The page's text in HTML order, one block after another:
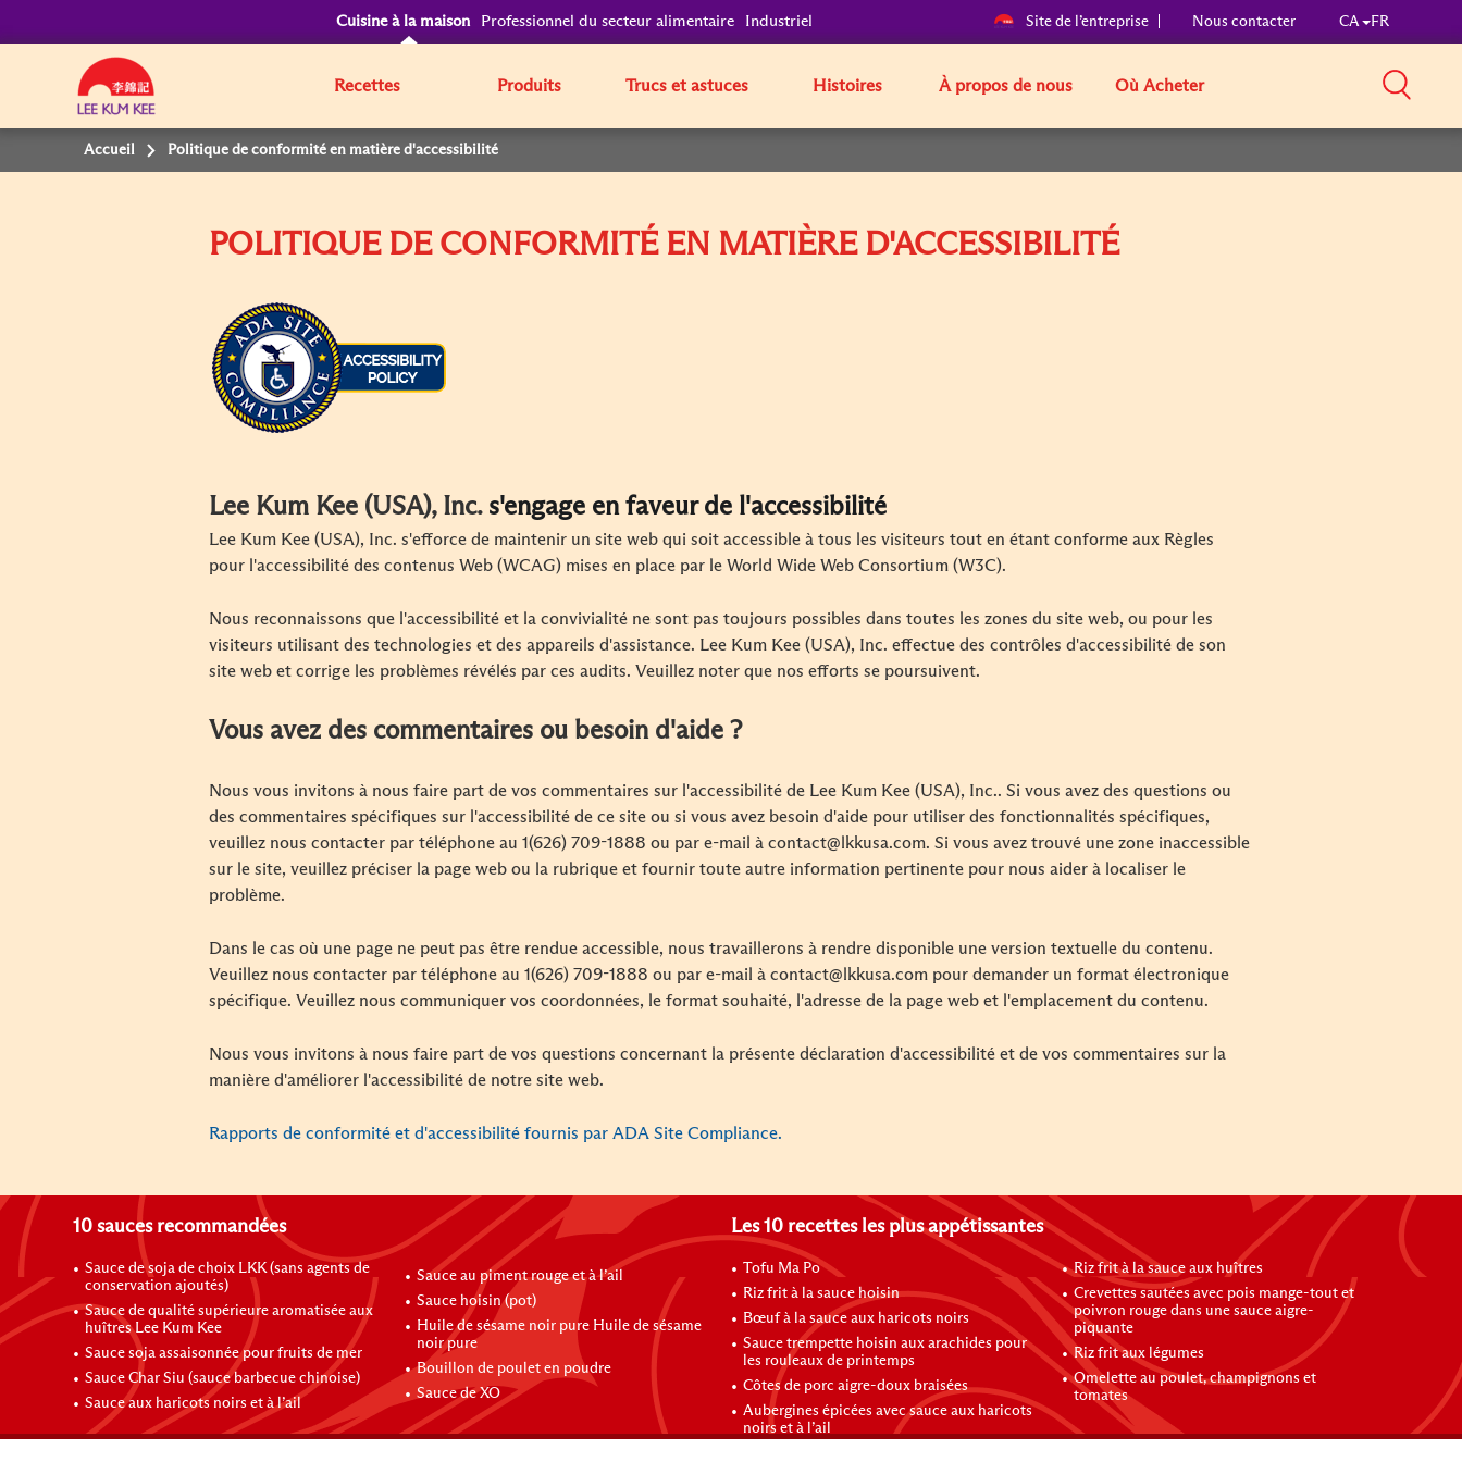
Cuisine à la maison Professionnel du secteur alimentaire Industriel Site de l’entreprise Nous contacter CA FR
Recettes Produits Trucs et astuces Histoires À propos de nous Où Acheter
Accueil Politique de conformité en matière d'accessibilité
POLITIQUE DE CONFORMITÉ EN MATIÈRE D'ACCESSIBILITÉ
Lee Kum Kee (USA), Inc. s'engage en faveur de l'accessibilité
Lee Kum Kee (USA), Inc. s'efforce de maintenir un site web qui soit accessible à tous les visiteurs tout en étant conforme aux Règles
pour l'accessibilité des contenus Web (WCAG) mises en place par le World Wide Web Consortium (W3C).
Nous reconnaissons que l'accessibilité et la convivialité ne sont pas toujours possibles dans toutes les zones du site web, ou pour les
visiteurs utilisant des technologies et des appareils d'assistance. Lee Kum Kee (USA), Inc. effectue des contrôles d'accessibilité de son
site web et corrige les problèmes révélés par ces audits. Veuillez noter que nos efforts se poursuivent.
Vous avez des commentaires ou besoin d'aide ?
Nous vous invitons à nous faire part de vos commentaires sur l'accessibilité de Lee Kum Kee (USA), Inc.. Si vous avez des questions ou
des commentaires spécifiques sur l'accessibilité de ce site ou si vous avez besoin d'aide pour utiliser des fonctionnalités spécifiques,
veuillez nous contacter par téléphone au 1(626) 709-1888 ou par e-mail à contact@lkkusa.com. Si vous avez trouvé une zone inaccessible
sur le site, veuillez préciser la page web ou la rubrique et fournir toute autre information pertinente pour nous aider à localiser le
problème.
Dans le cas où une page ne peut pas être rendue accessible, nous travaillerons à rendre disponible une version textuelle du contenu.
Veuillez nous contacter par téléphone au 1(626) 709-1888 ou par e-mail à contact@lkkusa.com pour demander un format électronique
spécifique. Veuillez nous communiquer vos coordonnées, le format souhaité, l'adresse de la page web et l'emplacement du contenu.
Nous vous invitons à nous faire part de vos questions concernant la présente déclaration d'accessibilité et de vos commentaires sur la
manière d'améliorer l'accessibilité de notre site web.
Rapports de conformité et d'accessibilité fournis par ADA Site Compliance.
10 sauces recommandées
Sauce de soja de choix LKK (sans agents de
conservation ajoutés)
Sauce de qualité supérieure aromatisée aux
huîtres Lee Kum Kee
Sauce soja assaisonnée pour fruits de mer
Sauce Char Siu (sauce barbecue chinoise)
Sauce aux haricots noirs et à l’ail
Sauce au piment rouge et à l’ail
Sauce hoisin (pot)
Huile de sésame noir pure Huile de sésame
noir pure
Bouillon de poulet en poudre
Sauce de XO
Les 10 recettes les plus appétissantes
Tofu Ma Po
Riz frit à la sauce hoisin
Bœuf à la sauce aux haricots noirs
Sauce trempette hoisin aux arachides pour
les rouleaux de printemps
Côtes de porc aigre-doux braisées
Aubergines épicées avec sauce aux haricots
noirs et à l’ail
Riz frit à la sauce aux huîtres
Crevettes sautées avec pois mange-tout et
poivron rouge dans une sauce aigre-
piquante
Riz frit aux légumes
Omelette au poulet, champignons et
tomates